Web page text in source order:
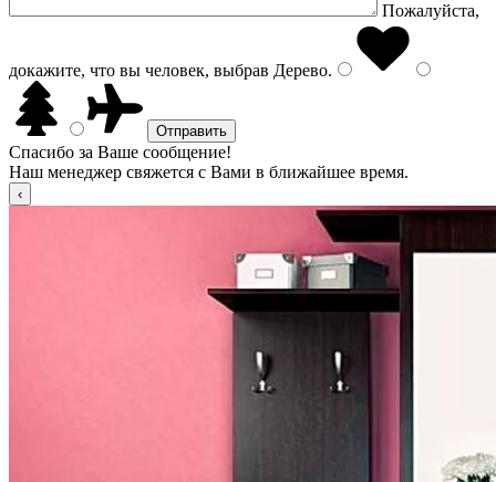
Пожалуйста,
докажите, что вы человек, выбрав Дерево.
Спасибо за Ваше сообщение!
Наш менеджер свяжется с Вами в ближайшее время.